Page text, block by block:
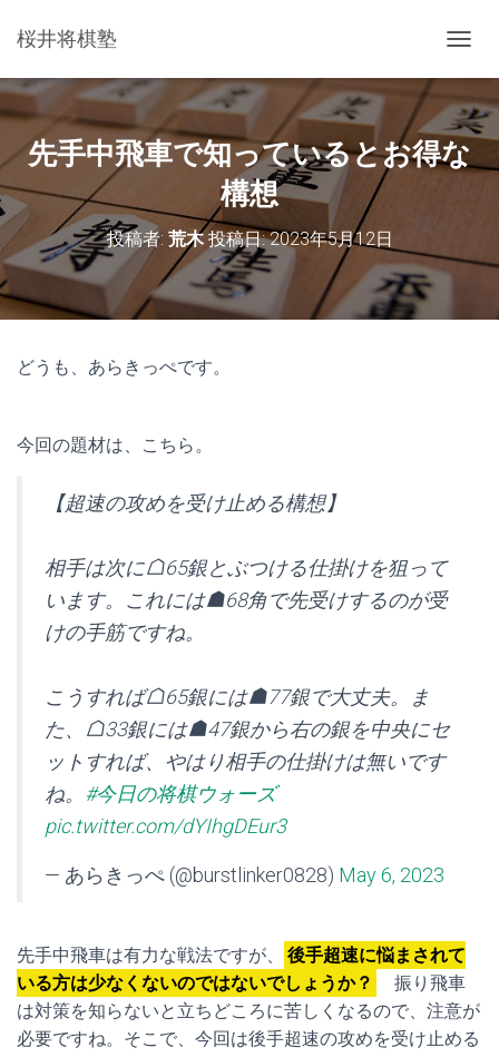
桜井将棋塾
ビ
ー
シ
ョ
替
先手中飛車で知っているとお得な
構想
投稿者: 荒木投稿日:2023年5月12日
どうも、あらきっぺです。
今回の題材は、こちら。
【超速の攻めを受け止める構想】
相手は次に☖65銀とぶつける仕掛けを狙って
います。これには☗68角で先受けするのが受
けの手筋ですね。
こうすれば☖65銀には☗77銀で大丈夫。ま
た、☖33銀には☗47銀から右の銀を中央にセ
ットすれば、やはり相手の仕掛けは無いです
ね。 #今日の将棋ウォーズ
pic.twitter.com/dYIhgDEur3
— あらきっぺ (@burstlinker0828) May 6, 2023
先手中飛車は有力な戦法ですが、
後手超速に悩まされて
いる方は少なくないのではないでしょうか？
振り飛車
は対策を知らないと立ちどころに苦しくなるので、注意が
必要ですね。そこで、今回は後手超速の攻めを受け止める